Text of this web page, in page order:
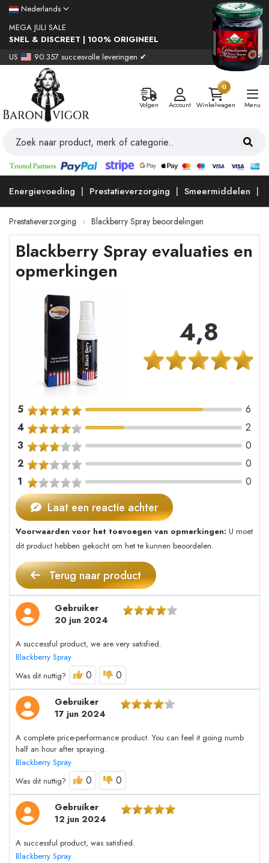
Nederlands
MEGA JULI SALE
SNEL & DISCREET | 100% ORIGINEEL
US
90.357 succesvolle leveringen ✔
Volgen Account
0
Winkelwagen
Menu
Energievoeding Prestatieverzorging Smeermiddelen
Prestatieverzorging Blackberry Spray beoordelingen
Blackberry Spray evaluaties en
opmerkingen
4,8
5
6
4
2
3
0
2
0
1
0
Laat een reactie achter
Voorwaarden voor het toevoegen van opmerkingen: U moet
dit product hebben gekocht om het te kunnen beoordelen.
Terug naar product
Gebruiker
20 jun 2024
A successful product, we are very satisfied.
Blackberry Spray
Was dit nuttig?
0 0
Gebruiker
17 jun 2024
A complete price-performance product. You can feel it going numb
half an hour after spraying.
Blackberry Spray
Was dit nuttig?
0 0
Gebruiker
12 jun 2024
A successful product, was satisfied.
Blackberry Spray